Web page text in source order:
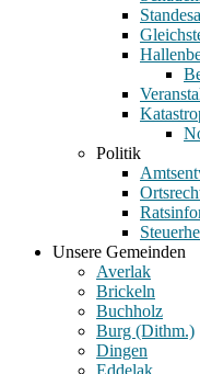
Politik
Unsere Gemeinden
Averlak
Brickeln
Buchholz
Burg (Dithm.)
Dingen
Eddelak